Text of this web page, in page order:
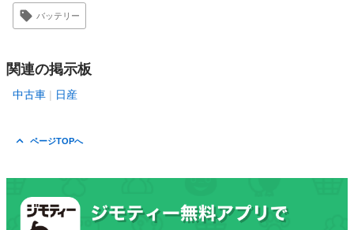
バッテリー
関連の掲示板
中古車 日産
ページTOPへ